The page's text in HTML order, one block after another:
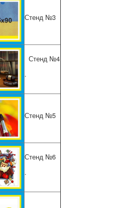
Стенд №3
Стенд №4
.
Стенд №5
Стенд №6
.